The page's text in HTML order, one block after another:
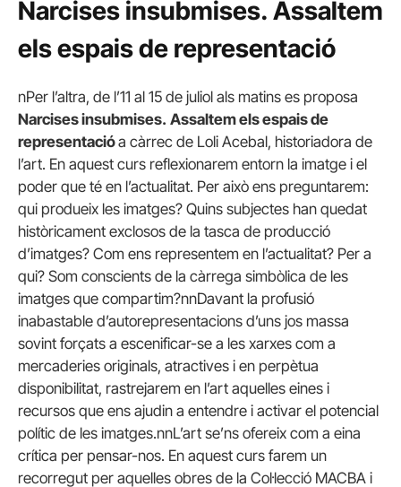
Narcises insubmises. Assaltem
els espais de representació
nPer l’altra, de l’11 al 15 de juliol als matins es proposa
Narcises insubmises. Assaltem els espais de
representacióa càrrec de Loli Acebal, historiadora de
l’art. En aquest curs reflexionarem entorn la imatge i el
poder que té en l’actualitat. Per això ens preguntarem:
qui produeix les imatges? Quins subjectes han quedat
històricament exclosos de la tasca de producció
d’imatges? Com ens representem en l’actualitat? Per a
qui? Som conscients de la càrrega simbòlica de les
imatges que compartim?nnDavant la profusió
inabastable d’autorepresentacions d’uns jos massa
sovint forçats a escenificar-se a les xarxes com a
mercaderies originals, atractives i en perpètua
disponibilitat, rastrejarem en l’art aquelles eines i
recursos que ens ajudin a entendre i activar el potencial
polític de les imatges.nnL’art se’ns ofereix com a eina
crítica per pensar-nos. En aquest curs farem un
recorregut per aquelles obres de la Col·lecció MACBA i